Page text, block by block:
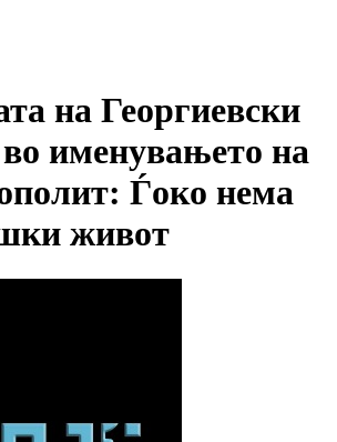
на Георгиевски
именувањето на
Ѓоко нема
живот